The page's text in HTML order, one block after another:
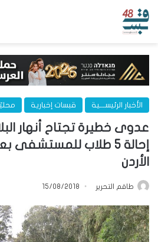
الأخبار الرئيســـية قبسات إخبارية
عدوى خطيرة تجتاح أنهار
إحالة 5 طلاب
الأردن
طاقم التحرير 15/08/2018